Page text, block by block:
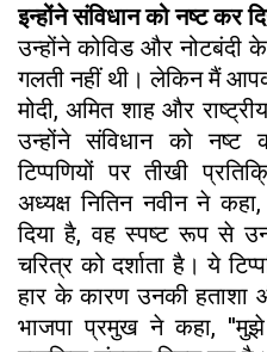
इन्होंने संविधान को नष्ट कर
उन्होंने कोविड और नोटबंदी
गलती नहीं थी। लेकिन मैं
मोदी, अमित शाह और
उन्होंने संविधान को नष्ट
टिप्पणियों पर तीखी
अध्यक्ष नितिन नवीन ने
दिया है, वह स्पष्ट रूप से
चरित्र को दर्शाता है। ये
हार के कारण उनकी हताशा
भाजपा प्रमुख ने कहा,